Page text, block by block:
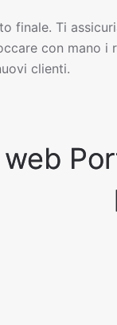
finale. Ti
con mano i
clienti.